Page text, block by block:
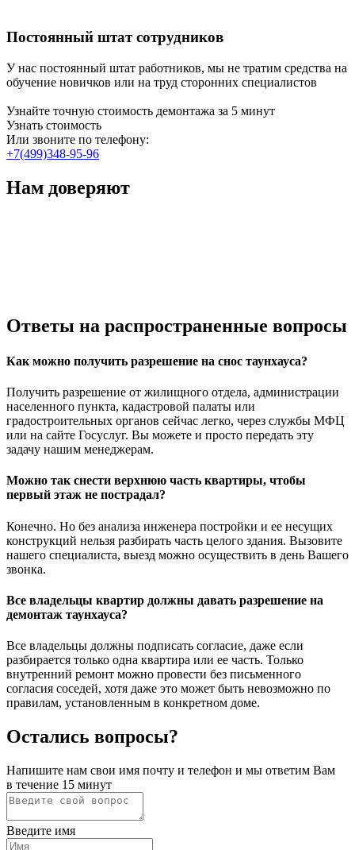
Постоянный штат сотрудников
У нас постоянный штат работников, мы не тратим средства на
обучение новичков или на труд сторонних специалистов
Узнайте точную стоимость демонтажа за 5 минут
Узнать стоимость
Или звоните по телефону:
+7(499)348-95-96
Нам доверяют
Ответы на распространенные вопросы
Как можно получить разрешение на снос таунхауса?
Получить разрешение от жилищного отдела, администрации
населенного пункта, кадастровой палаты или
градостроительных органов сейчас легко, через службы МФЦ
или на сайте Госуслуг. Вы можете и просто передать эту
задачу нашим менеджерам.
Можно так снести верхнюю часть квартиры, чтобы
первый этаж не пострадал?
Конечно. Но без анализа инженера постройки и ее несущих
конструкций нельзя разбирать часть целого здания. Вызовите
нашего специалиста, выезд можно осуществить в день Вашего
звонка.
Все владельцы квартир должны давать разрешение на
демонтаж таунхауса?
Все владельцы должны подписать согласие, даже если
разбирается только одна квартира или ее часть. Только
внутренний ремонт можно провести без письменного
согласия соседей, хотя даже это может быть невозможно по
правилам, установленным в конкретном доме.
Остались вопросы?
Напишите нам свои имя почту и телефон и мы ответим Вам
в течение 15 минут
Введите имя